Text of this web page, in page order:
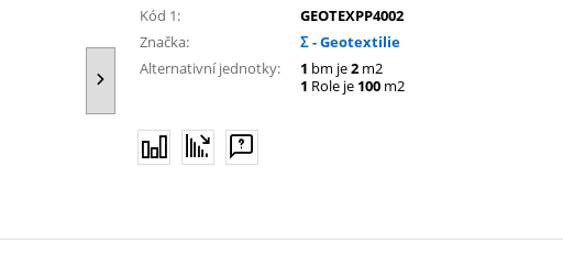
Kód 1:
GEOTEXPP4002
Značka:
Σ - Geotextilie
Alternativní jednotky:
1 bm je2 m2
1 Role je 100 m2